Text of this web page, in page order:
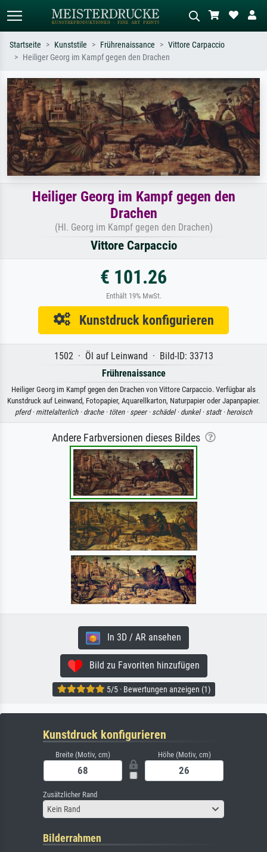
Suchen Sie nach Künstlern, Werktiteln
oder Stilen – z.B. Monet,
Sternennacht, Impressionismus, Welle
Hokusai, Akt.
Beschreiben Sie die Szene – z.B. Grüne
Wiese, Abstrakt mit viel Rot, Dunkles
Ölgemälde, Stehender Akt neben einem
Baum.
Startseite Kunststile Frührenaissance
Vittore Carpaccio
Heiliger Georg im Kampf gegen den Drachen
Heiliger Georg im Kampf gegen den
Drachen
(Hl. Georg im Kampf gegen den Drachen)
Vittore Carpaccio
€ 101.26
Enthält 19% MwSt.
Kunstdruck konfigurieren
1502 · Öl auf Leinwand · Bild-ID: 33713
Frührenaissance
Heiliger Georg im Kampf gegen den Drachen von Vittore Carpaccio. Verfügbar als
Kunstdruck auf Leinwand, Fotopapier, Aquarellkarton, Naturpapier oder Japanpapier.
pferd · mittelalterlich · drache · töten · speer · schädel · dunkel · stadt · heroisch
Andere Farbversionen dieses Bildes
In 3D / AR ansehen
Bild zu Favoriten hinzufügen
5/5 · Bewertungen anzeigen (1)
Kunstdruck konfigurieren
Breite (Motiv, cm) Höhe (Motiv, cm)
Zusätzlicher Rand
Kein Rand
Bilderrahmen